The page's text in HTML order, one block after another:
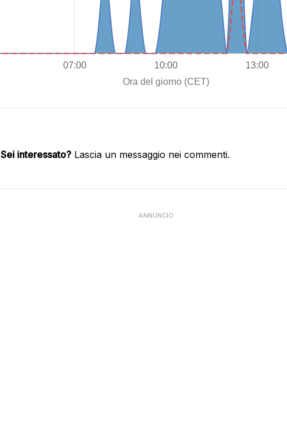
Sei interessato? Lascia un messaggio nei commenti.
ANNUNCIO